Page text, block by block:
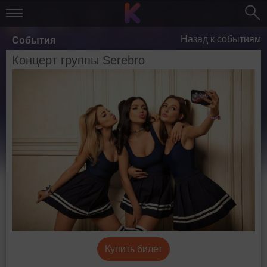
События Назад к событиям
Концерт группы Serebro
Купить билет